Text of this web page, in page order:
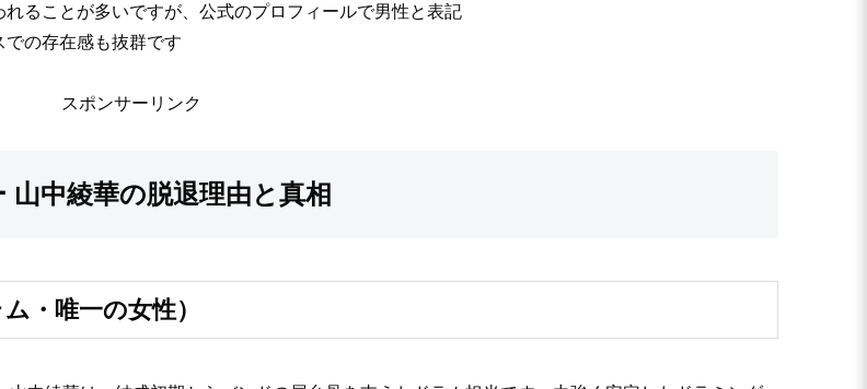
ることが多いですが、公式のプロフィールで男性と表記
の存在感も抜群です
スポンサーリンク
中綾華の脱退理由と真相
・唯一の女性）